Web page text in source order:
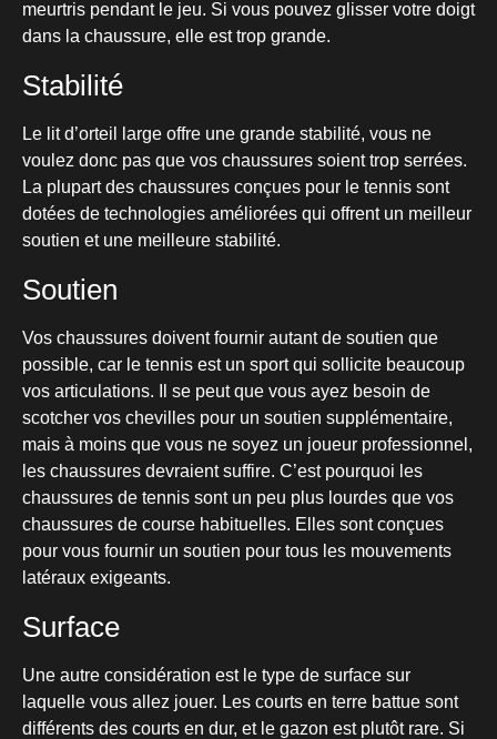
meurtris pendant le jeu. Si vous pouvez glisser votre doigt
dans la chaussure, elle est trop grande.
Stabilité
Le lit d’orteil large offre une grande stabilité, vous ne
voulez donc pas que vos chaussures soient trop serrées.
La plupart des chaussures conçues pour le tennis sont
dotées de technologies améliorées qui offrent un meilleur
soutien et une meilleure stabilité.
Soutien
Vos chaussures doivent fournir autant de soutien que
possible, car le tennis est un sport qui sollicite beaucoup
vos articulations. Il se peut que vous ayez besoin de
scotcher vos chevilles pour un soutien supplémentaire,
mais à moins que vous ne soyez un joueur professionnel,
les chaussures devraient suffire. C’est pourquoi les
chaussures de tennis sont un peu plus lourdes que vos
chaussures de course habituelles. Elles sont conçues
pour vous fournir un soutien pour tous les mouvements
latéraux exigeants.
Surface
Une autre considération est le type de surface sur
laquelle vous allez jouer. Les courts en terre battue sont
différents des courts en dur, et le gazon est plutôt rare. Si